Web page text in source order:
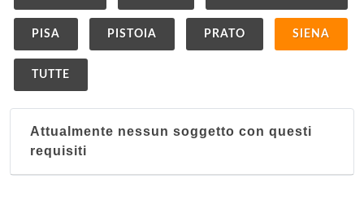
PISA PISTOIA PRATO SIENA
TUTTE
Attualmente nessun soggetto con questi
requisiti